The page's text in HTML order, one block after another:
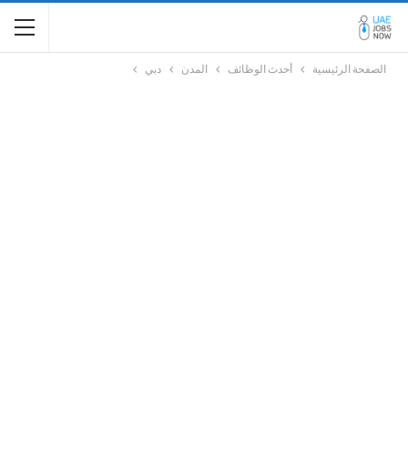
الصفحة الرئيسية أحدث الوظائف المدن دبي